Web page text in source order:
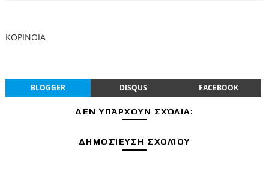
ΚΟΡΙΝΘΙΑ
BLOGGER DISQUS FACEBOOK
ΔΕΝ ΥΠΆΡΧΟΥΝ ΣΧΌΛΙΑ:
ΔΗΜΟΣΊΕΥΣΗ ΣΧΟΛΊΟΥ